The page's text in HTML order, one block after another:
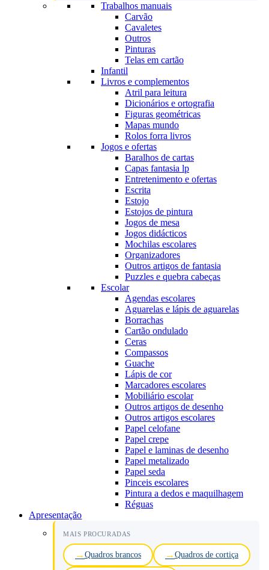
Trabalhos manuais
Carvão
Cavaletes
Outros
Pinturas
Telas em cartão
Infantil
Livros e complementos
Atril para leitura
Dicionários e ortografia
Figuras geométricas
Mapas mundo
Rolos forra livros
Jogos e ofertas
Baralhos de cartas
Capas fantasia lp
Entretenimento e ofertas
Escrita
Estojo
Estojos de pintura
Jogos de mesa
Jogos didácticos
Mochilas escolares
Organizadores
Outros artigos de fantasia
Puzzles e quebra cabeças
Escolar
Agendas escolares
Aguarelas e lápis de aguarelas
Borrachas
Cartão ondulado
Ceras
Compassos
Guache
Lápis de cor
Marcadores escolares
Mobiliário escolar
Outros artigos de desenho
Outros artigos escolares
Papel celofane
Papel crepe
Papel e laminas de desenho
Papel metalizado
Papel seda
Pinceis escolares
Pintura a dedos e maquilhagem
Réguas
Apresentação
MAIS PROCURADAS
Quadros brancos Quadros de cortiça